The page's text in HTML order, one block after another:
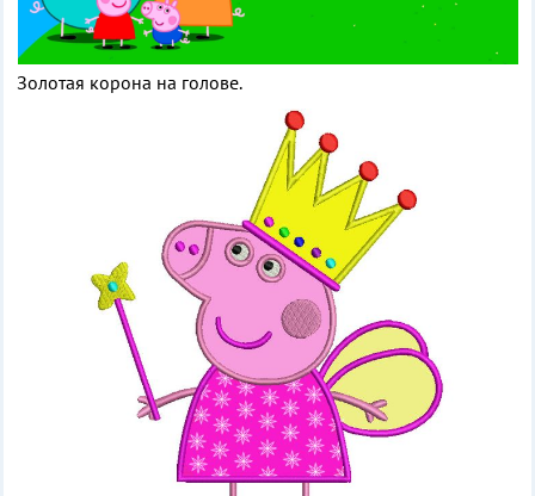
Золотая корона на голове.